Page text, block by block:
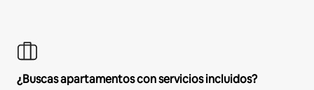
¿Buscas apartamentos con servicios incluidos?